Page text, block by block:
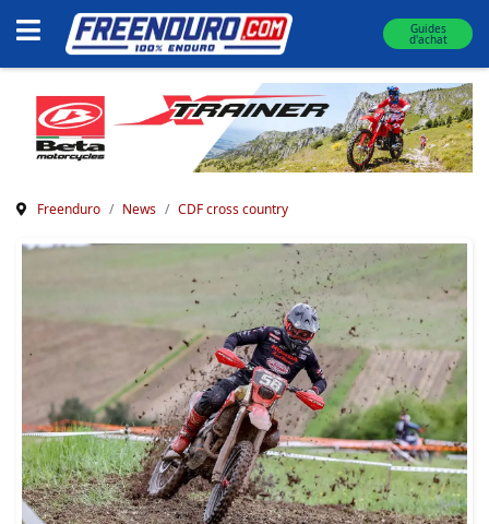
Guides
d'achat
Freenduro News CDF cross country